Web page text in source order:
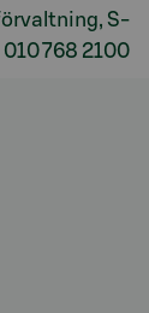
S-
768 2100